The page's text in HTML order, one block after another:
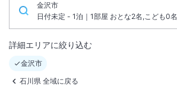
金沢市
日付未定 - 1泊｜1部屋 おとな2名,こども0名
詳細エリアに絞り込む
金沢市
石川県 全域に戻る